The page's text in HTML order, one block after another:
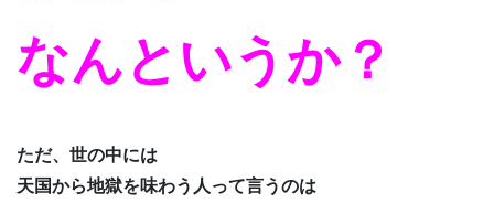
なんというか？
ただ、世の中には
天国から地獄を味わう人って言うのは